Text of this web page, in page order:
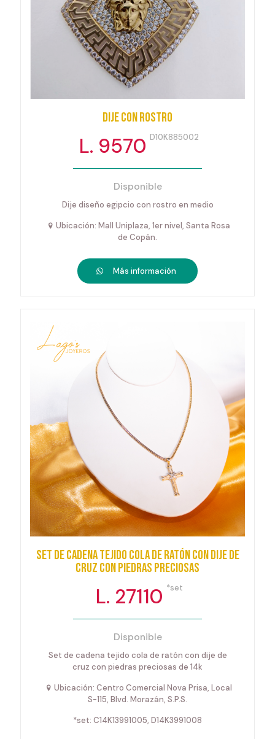
Dije con rostro
L. 9570 D10K885002
Disponible
Dije diseño egipcio con rostro en medio
Ubicación: Mall Uniplaza, 1er nivel, Santa Rosa
de Copán.
Más información
Set de cadena tejido cola de ratón con dije de
cruz con piedras preciosas
L. 27110 *set
Disponible
Set de cadena tejido cola de ratón con dije de
cruz con piedras preciosas de 14k
Ubicación: Centro Comercial Nova Prisa, Local
S-115, Blvd. Morazán, S.P.S.
*set: C14K13991005, D14K3991008